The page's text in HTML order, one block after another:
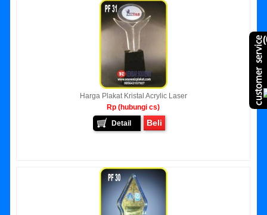
Harga Plakat Kristal Acrylic Laser
Rp (hubungi cs)
Detail
Beli